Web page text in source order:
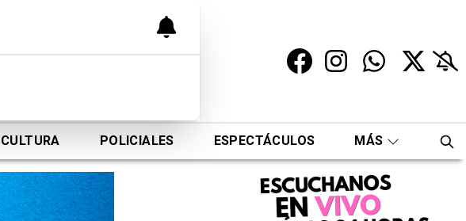
CULTURA POLICIALES ESPECTÁCULOS MÁS